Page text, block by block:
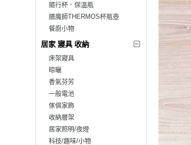
隨行杯．保溫瓶
膳魔師THERMOS杯瓶壺
餐廚小物
居家 寢具 收納
床架寢具
晾曬
香氣芬芳
一般電池
傢俱家飾
收納層架
居家照明/夜燈
科技/趣味/小物